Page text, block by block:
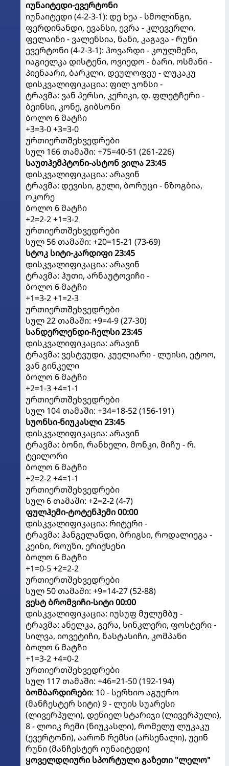
იუნაიტედი-ევერტონი
იუნაიტედი (4-2-3-1): დე ხეა - სმოლინგი,
ფერდინანდი, ევანსი, ევრა - კლევერლი,
ფელაინი - ვალენსია, ნანი, კაგავა - რუნი
ევერტონი (4-2-3-1): ჰოვარდი - კოულმენი,
იაგიელკა დისტენი, ოვიედო - ბარი, ოსმანი -
პიენაარი, ბარკლი, დეულოფეუ - ლუკაკუ
დისკვალიფიკაცია: ფილ ჯონსი -
ტრავმა: ვან პერსი, კერიკი, დ. ფლეტჩერი -
ბეინსი, კონე, გიბსონი
ბოლო 6 მატჩი
+3=3-0 +3=3-0
ურთიერთშეხვედრები
სულ 166 თამაში: +75=40-51 (261-226)
საუთჰემპტონი-ასტონ ვილა 23:45
დისკვალიფიკაცია: არავინ
ტრავმა: დევისი, გული, ბორუცი - ნზოგბია,
ოკორე
ბოლო 6 მატჩი
+2=2-2 +1=3-2
ურთიერთშეხვედრები
სულ 56 თამაში: +20=15-21 (73-69)
სტოკ სიტი-კარდიფი 23:45
დისკვალიფიკაცია: არავინ
ტრავმა: ჰუთი, არნაუტოვიჩი -
ბოლო 6 მატჩი
+1=3-2 +1=2-3
ურთიერთშეხვედრები
სულ 22 თამაში: +9=4-9 (27-30)
სანდერლენდი-ჩელსი 23:45
დისკვალიფიკაცია: არავინ
ტრავმა: ვესტვუდი, კუელიარი - ლუისი, ეტოო,
ვან გინკელი
ბოლო 6 მატჩი
+2=1-3 +4=1-1
ურთიერთშეხვედრები
სულ 104 თამაში: +34=18-52 (156-191)
სუონსი-ნიუკასლი 23:45
დისკვალიფიკაცია: არავინ
ტრავმა: ბონი, რანხელი, მონკი, მიჩუ - რ.
ტეილორი
ბოლო 6 მატჩი
+2=2-2 +4=1-1
ურთიერთშეხვედრები
სულ 6 თამაში: +2=2-2 (4-7)
ფულჰემი-ტოტენჰემი 00:00
დისკვალიფიკაცია: რიტერი -
ტრავმა: ჰანგელანდი, ბრიგსი, როდალიეგა -
კეინი, როუზი, ერიქსენი
ბოლო 6 მატჩი
+1=0-5 +2=2-2
ურთიერთშეხვედრები
სულ 50 თამაში: +9=14-27 (52-88)
ვესტ ბრომვიჩი-სიტი 00:00
დისკვალიფიკაცია: იუსუფ მულუმბუ -
ტრავმა: ანელკა, გერა, სინკლერი, ფოსტერი -
სილვა, იოვეტიჩი, ნასტასიჩი, კომპანი
ბოლო 6 მატჩი
+1=3-2 +4=0-2
ურთიერთშეხვედრები
სულ 117 თამაში: +46=21-50 (192-194)
ბომბარდირები: 10 - სერხიო აგუერო
(მანჩესტერ სიტი) 9 - ლუის სუარესი
(ლივერპული), დენიელ სტარიჯი (ლივერპული),
8 - ლოიკ რემი (ნიუკასლი), რომელუ ლუკაკუ
(ევერტონი), აარონ რემსი (არსენალი), უეინ
რუნი (მანჩესტერ იუნაიტედი)
ყოველდღიური სპორტული გაზეთი "ლელო"